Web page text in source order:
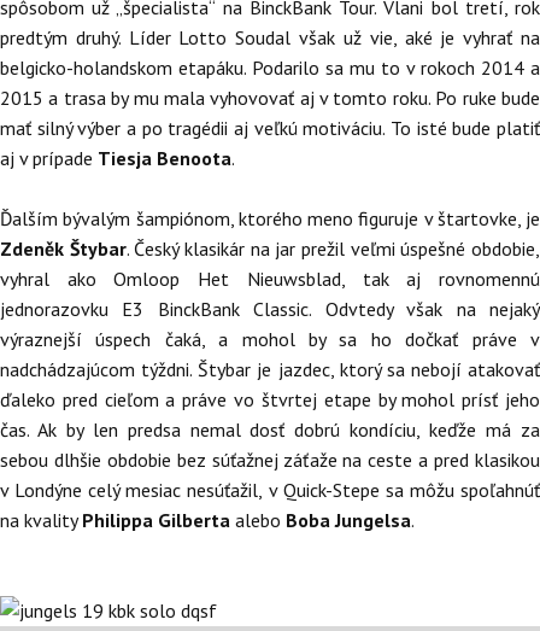
spôsobom už „špecialista“ na BinckBank Tour. Vlani bol tretí, rok
predtým druhý. Líder Lotto Soudal však už vie, aké je vyhrať na
belgicko-holandskom etapáku. Podarilo sa mu to v rokoch 2014 a
2015 a trasa by mu mala vyhovovať aj v tomto roku. Po ruke bude
mať silný výber a po tragédii aj veľkú motiváciu. To isté bude platiť
aj v prípade Tiesja Benoota.
Ďalším bývalým šampiónom, ktorého meno figuruje v štartovke, je
Zdeněk Štybar. Český klasikár na jar prežil veľmi úspešné obdobie,
vyhral ako Omloop Het Nieuwsblad, tak aj rovnomennú
jednorazovku E3 BinckBank Classic. Odvtedy však na nejaký
výraznejší úspech čaká, a mohol by sa ho dočkať práve v
nadchádzajúcom týždni. Štybar je jazdec, ktorý sa nebojí atakovať
ďaleko pred cieľom a práve vo štvrtej etape by mohol prísť jeho
čas. Ak by len predsa nemal dosť dobrú kondíciu, keďže má za
sebou dlhšie obdobie bez súťažnej záťaže na ceste a pred klasikou
v Londýne celý mesiac nesúťažil, v Quick-Stepe sa môžu spoľahnúť
na kvalityPhilippa Gilberta alebo Boba Jungelsa.